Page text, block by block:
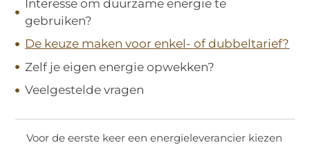
Interesse om duurzame energie te
gebruiken?
De keuze maken voor enkel- of dubbeltarief?
Zelf je eigen energie opwekken?
Veelgestelde vragen
Voor de eerste keer een energieleverancier kiezen